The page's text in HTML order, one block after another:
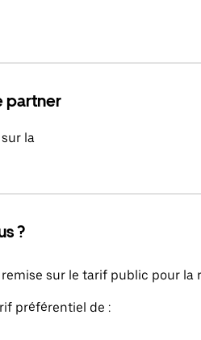
partner
la
?
remise sur le tarif public pour la
préférentiel de :